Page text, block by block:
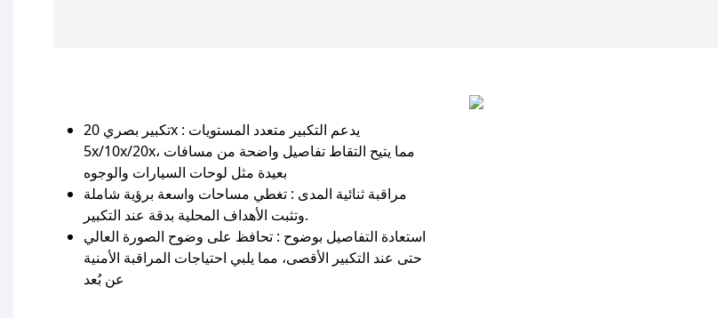
تكبير بصري 20x : يدعم التكبير متعدد المستويات
5x/10x/20x، مما يتيح التقاط تفاصيل واضحة من مسافات
بعيدة مثل لوحات السيارات والوجوه
مراقبة ثنائية المدى : تغطي مساحات واسعة برؤية شاملة
وتثبت الأهداف المحلية بدقة عند التكبير.
استعادة التفاصيل بوضوح : تحافظ على وضوح الصورة العالي
حتى عند التكبير الأقصى، مما يلبي احتياجات المراقبة الأمنية
عن بُعد